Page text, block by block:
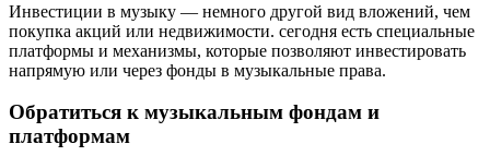
Инвестиции в музыку — немного другой вид вложений, чем
покупка акций или недвижимости. сегодня есть специальные
платформы и механизмы, которые позволяют инвестировать
напрямую или через фонды в музыкальные права.
Обратиться к музыкальным фондам и
платформам